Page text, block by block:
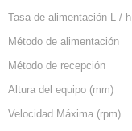
Tasa de alimentación L / h
Método de alimentación
Método de recepción
Altura del equipo (mm)
Velocidad Máxima (rpm)